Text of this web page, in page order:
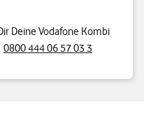
Deine Vodafone Kombi
0800 444 06 57 03 3